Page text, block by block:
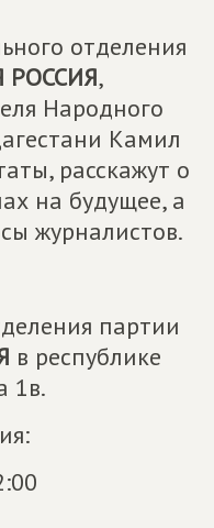
отделения
РОССИЯ,
Народного
Камил
расскажут о
на будущее, а
журналистов.
партии
в республике
1в.